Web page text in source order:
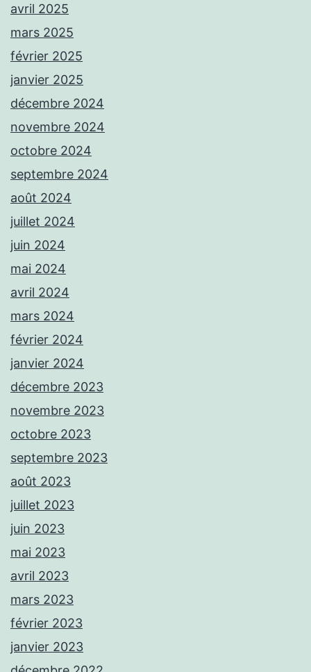
avril 2025
mars 2025
février 2025
janvier 2025
décembre 2024
novembre 2024
octobre 2024
septembre 2024
août 2024
juillet 2024
juin 2024
mai 2024
avril 2024
mars 2024
février 2024
janvier 2024
décembre 2023
novembre 2023
octobre 2023
septembre 2023
août 2023
juillet 2023
juin 2023
mai 2023
avril 2023
mars 2023
février 2023
janvier 2023